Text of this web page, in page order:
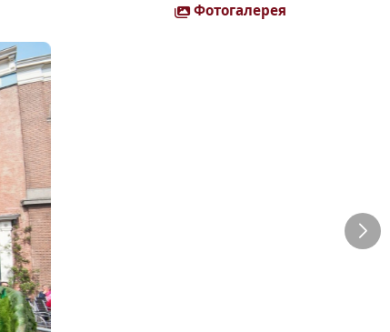
Фотогалерея